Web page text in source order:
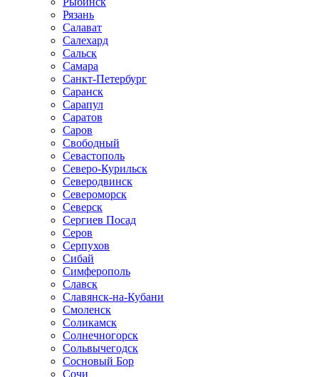
Рязань
Салават
Салехард
Сальск
Самара
Санкт-Петербург
Саранск
Сарапул
Саратов
Саров
Свободный
Севастополь
Северо-Курильск
Северодвинск
Североморск
Северск
Сергиев Посад
Серов
Серпухов
Сибай
Симферополь
Славск
Славянск-на-Кубани
Смоленск
Соликамск
Солнечногорск
Сольвычегодск
Сосновый Бор
Сочи